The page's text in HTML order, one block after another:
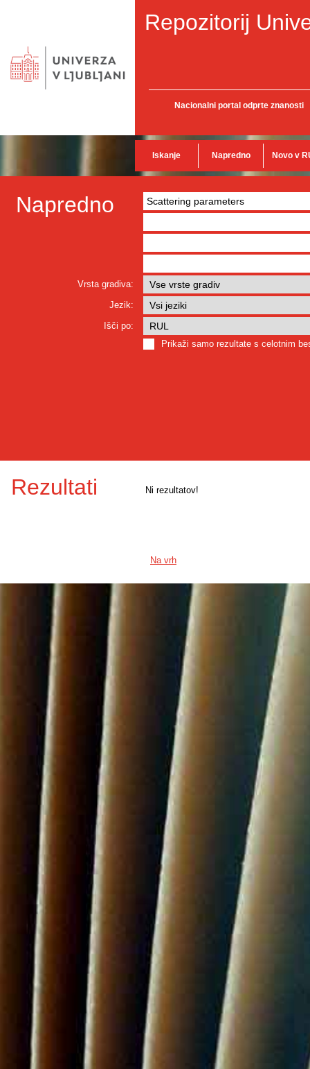
Repozitorij
Nacionalni portal odprte znanosti
Iskanje Napredno Novo v
Napredno
Vrsta gradiva:
Jezik:
Išči po:
Prikaži samo rezultate s celotnim
Rezultati Ni rezultatov!
Na vrh